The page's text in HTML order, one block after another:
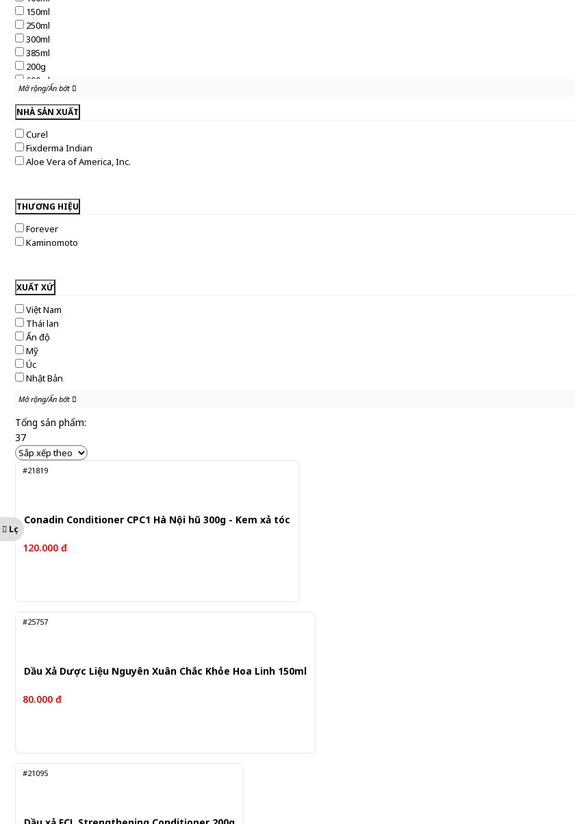
150ml
250ml
300ml
385ml
200g
600ml
Mở rộng/Ẩn bớt
Mở rộng/Ẩn bớt
NHÀ SẢN XUẤT
Curel
Fixderma Indian
Aloe Vera of America, Inc.
THƯƠNG HIỆU
Forever
Kaminomoto
XUẤT XỨ
Việt Nam
Thái lan
Ấn độ
Mỹ
Úc
Nhật Bản
Mở rộng/Ẩn bớt
Mở rộng/Ẩn bớt
Tổng sản phẩm:
37
#21819
Conadin Conditioner CPC1 Hà Nội hũ 300g - Kem xả tóc
120.000 đ
#25757
Dầu Xả Dược Liệu Nguyên Xuân Chắc Khỏe Hoa Linh 150ml
80.000 đ
#21095
Lọc